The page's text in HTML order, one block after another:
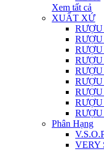
Xem tất cả
XUẤT XỨ
Phân Hạng
VERY